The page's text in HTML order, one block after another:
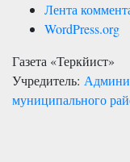
Лента
WordPress.org
Газета «Теркйист»
Учредитель:
муниципального